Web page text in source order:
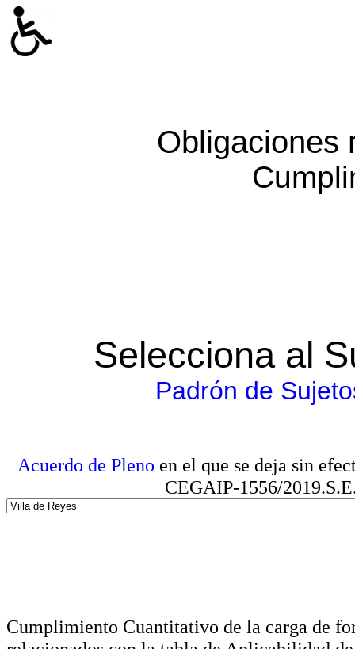
Obligaciones
Selecciona al
Padrón de
Acuerdo de Pleno en el que se deja sin
CEGAIP-1556/
Cumplimiento Cuantitativo de la carga de